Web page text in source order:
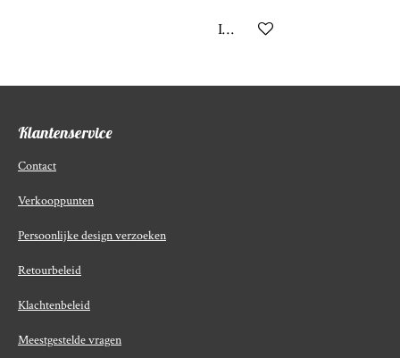
In winkelwagen
Klantenservice
Contact
Verkooppunten
Persoonlijke design verzoeken
Retourbeleid
Klachtenbeleid
Meestgestelde vragen